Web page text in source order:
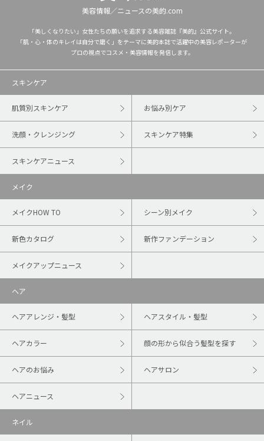
美容情報／ニュースの美的.com
「美しくなりたい」女性たちの願いを追求する美容雑誌『美的』公式サイト。
「肌・心・体のキレイは自分で磨く」をテーマに美的本誌で活躍中の美容レポーターが
プロの視点でコスメ・美容情報を発信します。
スキンケア
肌質別スキンケア お悩み別ケア
洗顔・クレンジング スキンケア特集
スキンケアニュース
メイク
メイクHOW TO シーン別メイク
新色カタログ 新作ファンデーション
メイクアップニュース
ヘア
ヘアアレンジ・髪型 ヘアスタイル・髪型
ヘアカラー 顔の形から似合う髪型を探す
ヘアのお悩み ヘアサロン
ヘアニュース
ネイル